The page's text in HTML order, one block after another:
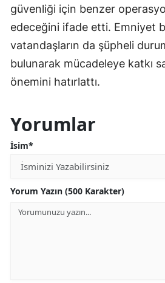
güvenliği için benzer
edeceğini ifade etti. Emniyet
vatandaşların da şüpheli
bulunarak mücadeleye katkı
önemini hatırlattı.
Yorumlar
İsim*
Yorum Yazın (500 Karakter)